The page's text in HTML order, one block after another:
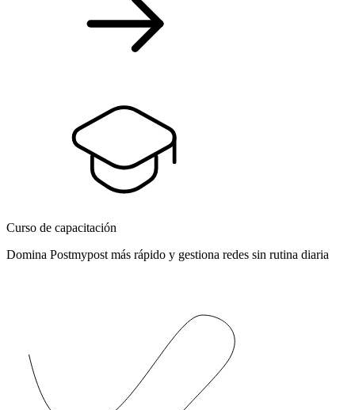
Curso de capacitación
Domina Postmypost más rápido y gestiona redes sin rutina diaria